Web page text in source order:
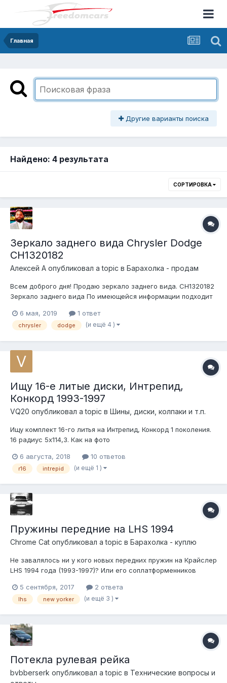
Главная
Другие варианты поиска
Найдено: 4 результата
СОРТИРОВКА
Зеркало заднего вида Chrysler Dodge
CH1320182
Алексей А опубликовал a topic в Барахолка - продам
Всем доброго дня! Продаю зеркало заднего вида. CH1320182
Зеркало заднего вида По имеющейся информации подходит
4574607AG, 4574607AE Chrysler 300M Chrysler Concorde
Chrysler LHS Dodge Intre...
6 мая, 2019 1 ответ
chrysler dodge (и ещё 4 )
Ищу 16-е литые диски, Интрепид,
Конкорд 1993-1997
VQ20 опубликовал a topic в Шины, диски, колпаки и т.п.
Ищу комплект 16-го литья на Интрепид, Конкорд 1 поколения.
16 радиус 5х114,3. Как на фото
6 августа, 2018 10 ответов
r16 intrepid (и ещё 1 )
Пружины передние на LHS 1994
Chrome Cat опубликовал a topic в Барахолка - куплю
Не завалялось ни у кого новых передних пружин на Крайслер
LHS 1994 года (1993-1997)? Или его соплатформенников
Vision.
5 сентября, 2017 2 ответа
lhs new yorker (и ещё 3 )
Потекла рулевая рейка
bvbberserk опубликовал a topic в Технические вопросы и